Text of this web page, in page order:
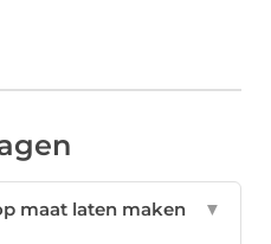
maat laten maken
▼